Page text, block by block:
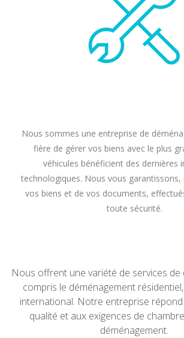
Nous sommes une entreprise de
fière de gérer vos biens avec le plus
véhicules bénéficient des dernières
technologiques. Nous vous garantissons,
vos biens et de vos documents,
toute sécurité.
Nous offrent une variété de services de
compris le déménagement
international. Notre entreprise
qualité et aux exigences de
déménagement.